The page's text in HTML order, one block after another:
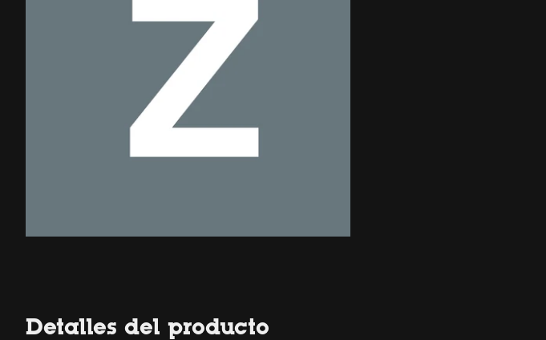
Detalles del producto